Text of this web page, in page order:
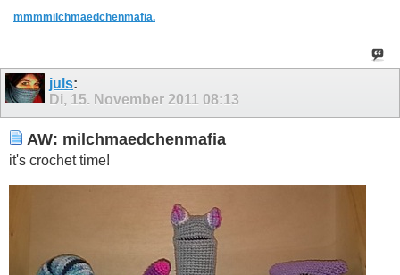
mmmmilchmaedchenmafia.
juls:
Di, 15. November 2011 08:13
AW: milchmaedchenmafia
it's crochet time!